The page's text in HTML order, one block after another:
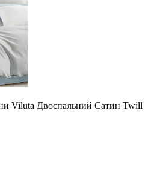
Viluta Двоспальний Сатин Twill